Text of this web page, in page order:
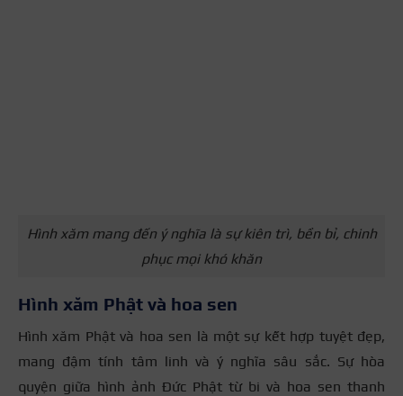
Hình xăm mang đến ý nghĩa là sự kiên trì, bền bỉ, chinh
phục mọi khó khăn
Hình xăm Phật và hoa sen
Hình xăm Phật và hoa sen là một sự kết hợp tuyệt đẹp,
mang đậm tính tâm linh và ý nghĩa sâu sắc. Sự hòa
quyện giữa hình ảnh Đức Phật từ bi và hoa sen thanh